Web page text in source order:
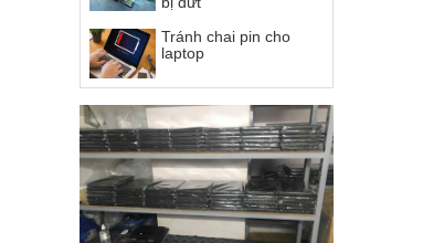
Tránh chai pin cho
laptop